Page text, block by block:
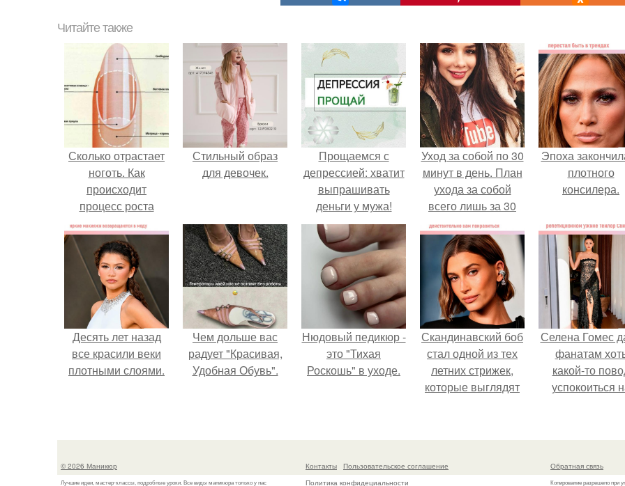
Читайте также
Сколько отрастает
ноготь. Как
происходит
процесс роста
ногтей
Стильный образ
для девочек.
Прощаемся с
депрессией: хватит
выпрашивать
деньги у мужа!
Уход за собой по 30
минут в день. План
ухода за собой
всего лишь за 30
минут в день.
Эпоха
плотного
консилера.
Десять лет назад
все красили веки
плотными слоями.
Чем дольше вас
радует "Красивая,
Удобная Обувь".
Нюдовый педикюр -
это "Тихая
Роскошь" в уходе.
Скандинавский боб
стал одной из тех
летних стрижек,
которые выглядят
Селена Гомес
фанатам
какой-то
успокоиться
свадьбе
© 2026 Маникюр
Лучшие идеи, мастер-классы, подробные уроки. Все виды маникюра только у нас
Контакты
Пользовательское соглашение
Политика конфидециальности
Обратная связь
Копирование разрешено при